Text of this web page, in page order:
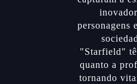
personagens
"Starfield"
quanto a
tornando